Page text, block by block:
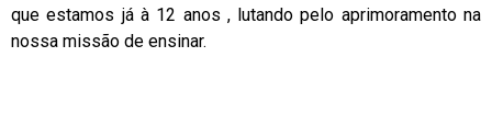
que estamos já à 12 anos , lutando pelo aprimoramento na
nossa missão de ensinar.